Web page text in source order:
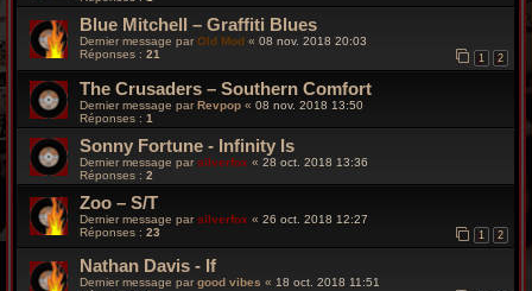
Blue Mitchell – Graffiti Blues
Dernier message par Old Mod « 08 nov. 2018 20:03
Réponses : 21 1 2
The Crusaders – Southern Comfort
Dernier message parRevpop « 08 nov. 2018 13:50
Réponses : 1
Sonny Fortune - Infinity Is
Dernier message par silverfox « 28 oct. 2018 13:36
Réponses : 2
Zoo – S/T
Dernier message parsilverfox « 26 oct. 2018 12:27
Réponses : 23 1 2
Nathan Davis - If
Dernier message par good vibes « 18 oct. 2018 11:51